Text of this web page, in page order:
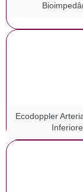
Ecodoppler